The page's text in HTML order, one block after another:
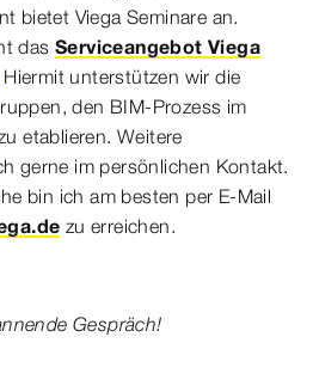
bietet Viega Seminare an.
das Serviceangebot Viega
Hiermit unterstützen wir die
den BIM-Prozess im
etablieren. Weitere
gerne im persönlichen Kontakt.
bin ich am besten per E-Mail
zu erreichen.
Gespräch!